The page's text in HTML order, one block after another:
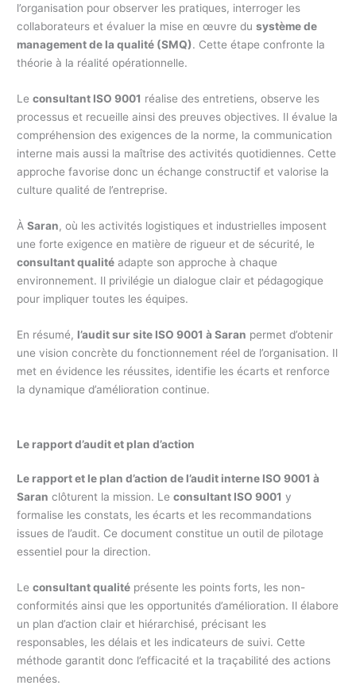
l’organisation pour observer les pratiques, interroger les
collaborateurs et évaluer la mise en œuvre dusystème de
management de la qualité (SMQ). Cette étape confronte la
théorie à la réalité opérationnelle.
Leconsultant ISO 9001 réalise des entretiens, observe les
processus et recueille ainsi des preuves objectives. Il évalue la
compréhension des exigences de la norme, la communication
interne mais aussi la maîtrise des activités quotidiennes. Cette
approche favorise donc un échange constructif et valorise la
culture qualité de l’entreprise.
ÀSaran, où les activités logistiques et industrielles imposent
une forte exigence en matière de rigueur et de sécurité, le
consultant qualité adapte son approche à chaque
environnement. Il privilégie un dialogue clair et pédagogique
pour impliquer toutes les équipes.
En résumé, l’audit sur site ISO 9001 à Saran permet d’obtenir
une vision concrète du fonctionnement réel de l’organisation. Il
met en évidence les réussites, identifie les écarts et renforce
la dynamique d’amélioration continue.
Le rapport d’audit et plan d’action
Le rapport et le plan d’action de l’audit interne ISO 9001 à
Saran clôturent la mission. Leconsultant ISO 9001 y
formalise les constats, les écarts et les recommandations
issues de l’audit. Ce document constitue un outil de pilotage
essentiel pour la direction.
Leconsultant qualité présente les points forts, les non-
conformités ainsi que les opportunités d’amélioration. Il élabore
un plan d’action clair et hiérarchisé, précisant les
responsables, les délais et les indicateurs de suivi. Cette
méthode garantit donc l’efficacité et la traçabilité des actions
menées.